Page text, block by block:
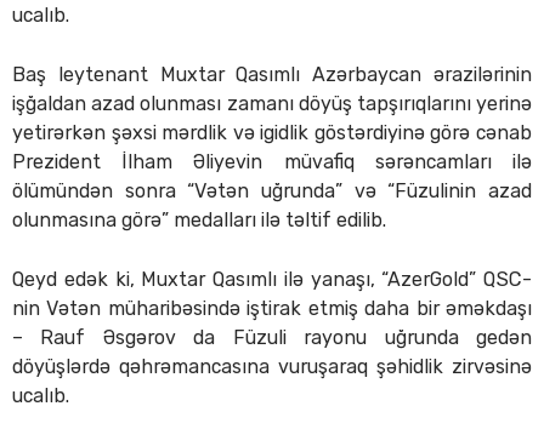
ucalıb.
Baş leytenant Muxtar Qasımlı Azərbaycan ərazilərinin
işğaldan azad olunması zamanı döyüş tapşırıqlarını yerinə
yetirərkən şəxsi mərdlik və igidlik göstərdiyinə görə cənab
Prezident İlham Əliyevin müvafiq sərəncamları ilə
ölümündən sonra “Vətən uğrunda” və “Füzulinin azad
olunmasına görə” medalları ilə təltif edilib.
Qeyd edək ki, Muxtar Qasımlı ilə yanaşı, “AzerGold” QSC-
nin Vətən müharibəsində iştirak etmiş daha bir əməkdaşı
– Rauf Əsgərov da Füzuli rayonu uğrunda gedən
döyüşlərdə qəhrəmancasına vuruşaraq şəhidlik zirvəsinə
ucalıb.